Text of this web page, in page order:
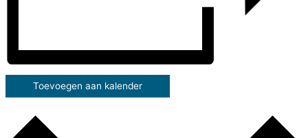
Toevoegen aan kalender